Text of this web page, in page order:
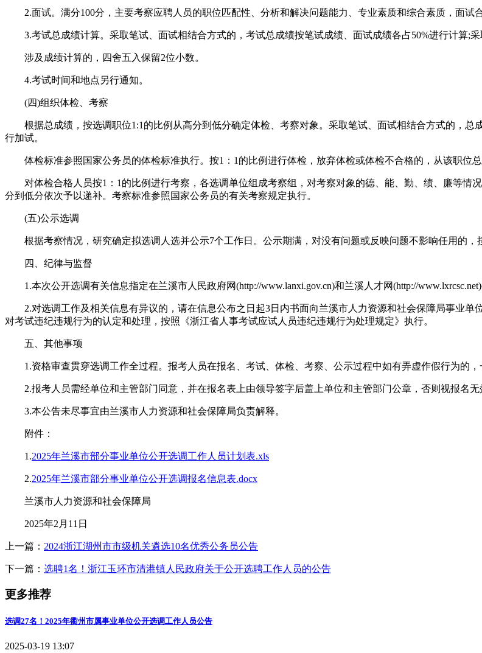
2.面试。满分100分，主要考察应聘人员的职位匹配性、分析和解决问题能力、专业素质和综合素质，面试
3.考试总成绩计算。采取笔试、面试相结合方式的，考试总成绩按笔试成绩、面试成绩各占50%进行计算;
涉及成绩计算的，四舍五入保留2位小数。
4.考试时间和地点另行通知。
(四)组织体检、考察
根据总成绩，按选调职位1:1的比例从高分到低分确定体检、考察对象。采取笔试、面试相结合方式的，
行加试。
体检标准参照国家公务员的体检标准执行。按1：1的比例进行体检，放弃体检或体检不合格的，从该职位
对体检合格人员按1：1的比例进行考察，各选调单位组成考察组，对考察对象的德、能、勤、绩、廉等
分到低分依次予以递补。考察标准参照国家公务员的有关考察规定执行。
(五)公示选调
根据考察情况，研究确定拟选调人选并公示7个工作日。公示期满，对没有问题或反映问题不影响任用的
四、纪律与监督
1.本次公开选调有关信息指定在兰溪市人民政府网(http://www.lanxi.gov.cn)和兰溪人才网(http://
2.对选调工作及相关信息有异议的，请在信息公布之日起3日内书面向兰溪市人力资源和社会保障局事业
对考试违纪违规行为的认定和处理，按照《浙江省人事考试应试人员违纪违规行为处理规定》执行。
五、其他事项
1.资格审查贯穿选调工作全过程。报考人员在报名、考试、体检、考察、公示过程中如有弄虚作假行为的
2.报考人员需经单位和主管部门同意，并在报名表上由领导签字后盖上单位和主管部门公章，否则视报名无
3.本公告未尽事宜由兰溪市人力资源和社会保障局负责解释。
附件：
1.2025年兰溪市部分事业单位公开选调工作人员计划表.xls
2.2025年兰溪市部分事业单位公开选调报名信息表.docx
兰溪市人力资源和社会保障局
2025年2月11日
上一篇： 2024浙江湖州市市级机关遴选10名优秀公务员公告
下一篇： 选聘1名！浙江玉环市清港镇人民政府关于公开选聘工作人员的公告
更多推荐
选调27名！2025年衢州市属事业单位公开选调工作人员公告
2025-03-19 13:07